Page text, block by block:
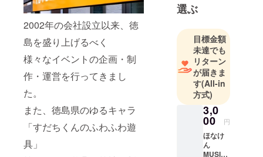
2002年の会社設立以来、徳
島を盛り上げるべく
様々なイベントの企画・制
作・運営を行ってきまし
た。
また、徳島県のゆるキャラ
「すだちくんのふわふわ遊
具」
当
ン時代には
休日を利用
して弾き語
りでの音楽
活動の経験
あり。
音楽イベン
ト大好きで
選ぶ
目標金額
未達でも
リターン
が届きま
す(All-in
方式)
3,0
00 円
ほなけ
ん
MUSIC